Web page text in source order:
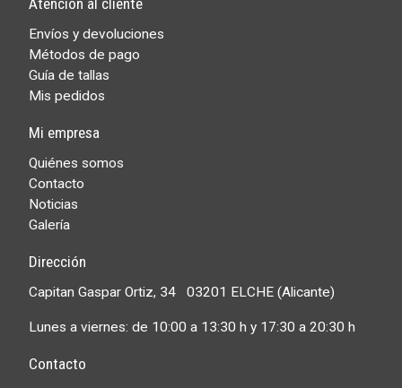
Envíos y devoluciones
Métodos de pago
Guía de tallas
Mis pedidos
Mi empresa
Quiénes somos
Contacto
Noticias
Galería
Dirección
Capitan Gaspar Ortiz, 34 03201 ELCHE (Alicante)
Lunes a viernes: de 10:00 a 13:30 h y 17:30 a 20:30 h
Contacto